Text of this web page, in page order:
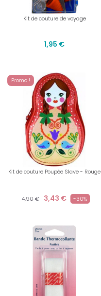
Kit de couture de voyage
1,95 €
Promo !
Kit de couture Poupée Slave - Rouge
4,90 € 3,43 € -30%